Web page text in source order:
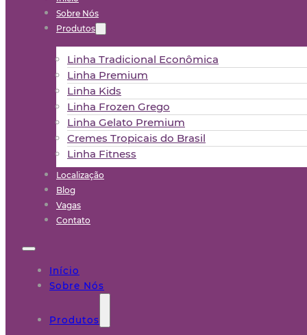
Sobre Nós
Produtos
Linha Tradicional Econômica
Linha Premium
Linha Kids
Linha Frozen Grego
Linha Gelato Premium
Cremes Tropicais do Brasil
Linha Fitness
Localização
Blog
Vagas
Contato
Início
Sobre Nós
Produtos